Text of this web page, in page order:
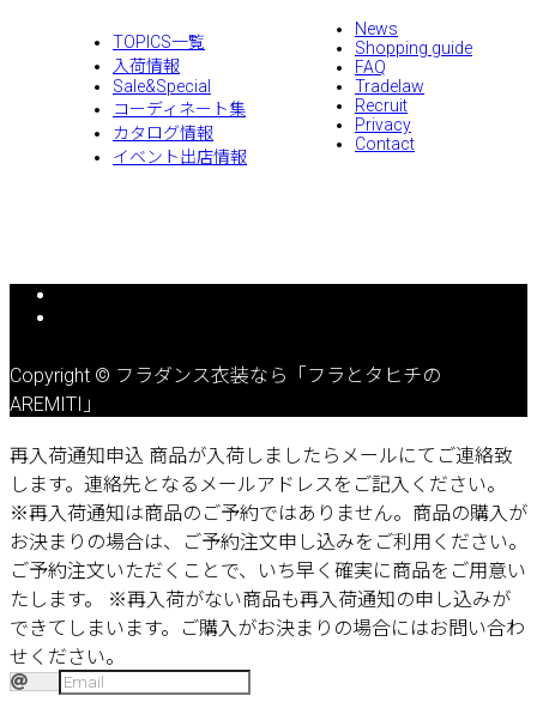
TOPICS一覧
入荷情報
Sale&Special
コーディネート集
カタログ情報
イベント出店情報
News
Shopping guide
FAQ
Tradelaw
Recruit
Privacy
Contact
Copyright © フラダンス衣装なら「フラとタヒチの
AREMITI」
再入荷通知申込 商品が入荷しましたらメールにてご連絡致
します。連絡先となるメールアドレスをご記入ください。
※再入荷通知は商品のご予約ではありません。商品の購入が
お決まりの場合は、ご予約注文申し込みをご利用ください。
ご予約注文いただくことで、いち早く確実に商品をご用意い
たします。
※再入荷がない商品も再入荷通知の申し込みが
できてしまいます。ご購入がお決まりの場合にはお問い合わ
せください。